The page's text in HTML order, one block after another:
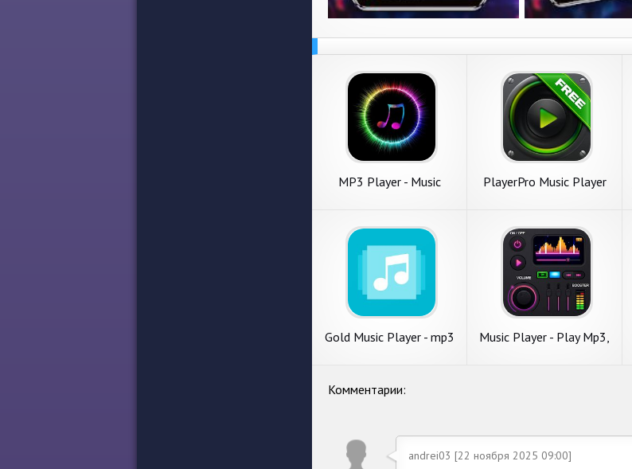
MP3 Player - Music
PlayerPro Music Player
Gold Music Player - mp3
Music Player - Play Mp3,
Комментарии:
andrei03 [22 ноября 2025 09:00]